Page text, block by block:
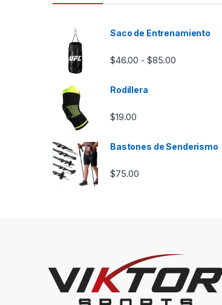
Saco de Entrenamiento
$46.00 - $85.00 Rango de
Rodillera
$19.00
Bastones de Senderismo
$75.00